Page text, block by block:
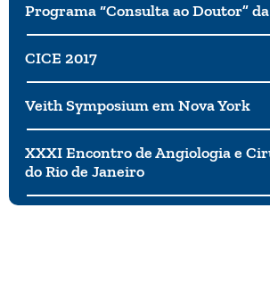
Programa “Consulta ao Doutor”
CICE 2017
Veith Symposium em Nova York
XXXI Encontro de Angiologia e
do Rio de Janeiro